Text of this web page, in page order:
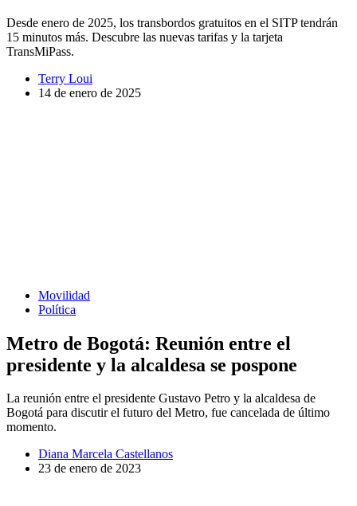
Desde enero de 2025, los transbordos gratuitos en el SITP tendrán
15 minutos más. Descubre las nuevas tarifas y la tarjeta
TransMiPass.
Terry Loui
14 de enero de 2025
Movilidad
Política
Metro de Bogotá: Reunión entre el
presidente y la alcaldesa se pospone
La reunión entre el presidente Gustavo Petro y la alcaldesa de
Bogotá para discutir el futuro del Metro, fue cancelada de último
momento.
Diana Marcela Castellanos
23 de enero de 2023